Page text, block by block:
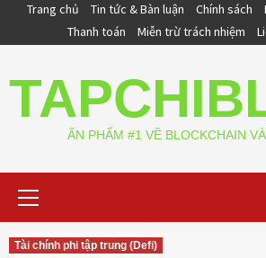
Trang chủ Tin tức & Bàn luận Chính sách
Thanh toán
Miễn trừ trách nhiệm
ẤN PHẨM #1 VỀ BLOCKCHAIN
Tài chính phi tập trung (Defi)